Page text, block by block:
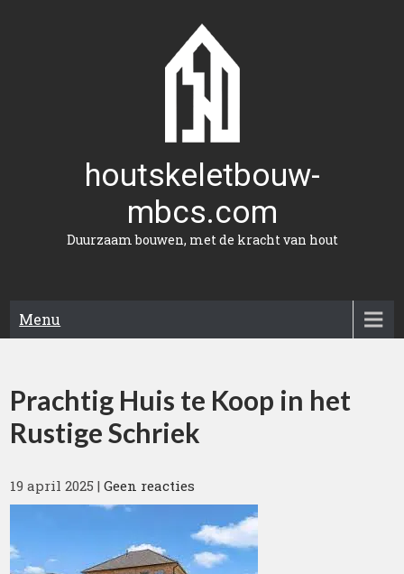
houtskeletbouw-
mbcs.com
Duurzaam bouwen, met de kracht van hout
Menu
Prachtig Huis te Koop in het
Rustige Schriek
19 april 2025 |Geen reacties